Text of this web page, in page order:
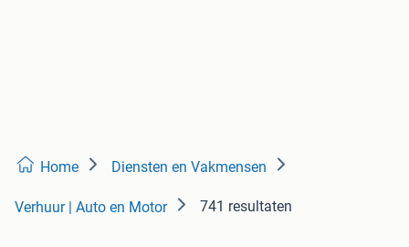
Home Diensten en Vakmensen
Verhuur | Auto en Motor 741 resultaten